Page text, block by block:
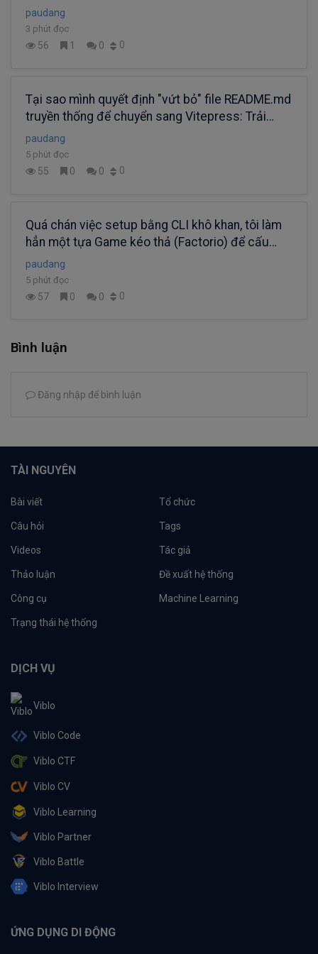
paudang
3 phút đọc
56 1 0 0
Tại sao mình quyết định "vứt bỏ" file README.md
truyền thống để chuyển sang Vitepress: Trải
nghiệm làm Doc Đa Ngôn Ngữ chuẩn Enterprise
paudang
5 phút đọc
55 0 0 0
Quá chán việc setup bằng CLI khô khan, tôi làm
hẳn một tựa Game kéo thả (Factorio) để cấu
hình dự án Node.js!
paudang
5 phút đọc
57 0 0 0
Bình luận
Đăng nhập để bình luận
TÀI NGUYÊN
Bài viết Tổ chức
Câu hỏi Tags
Videos Tác giả
Thảo luận Đề xuất hệ thống
Công cụ Machine Learning
Trạng thái hệ thống
DỊCH VỤ
Viblo
Viblo Code
Viblo CTF
Viblo CV
Viblo Learning
Viblo Partner
Viblo Battle
Viblo Interview
ỨNG DỤNG DI ĐỘNG